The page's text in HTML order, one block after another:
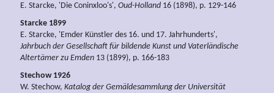
E. Starcke, 'Die Coninxloo's', Oud-Holland 16 (1898), p. 129-146
Starcke 1899
E. Starcke, 'Emder Künstler des 16. und 17. Jahrhunderts',
Jahrbuch der Gesellschaft für bildende Kunst und Vaterländische
Altertämer zu Emden 13 (1899), p. 166-183
Stechow 1926
W. Stechow, Katalog der Gemäldesammlung der Universität